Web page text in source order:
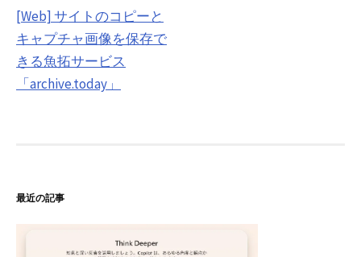
稿
ナ
ビ
ョ
ン
[Web] サイトのコピーと
キャプチャ画像を保存で
きる魚拓サービス
「archive.today」
最近の記事